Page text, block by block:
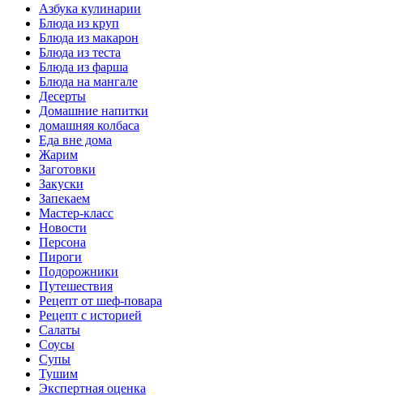
Азбука кулинарии
Блюда из круп
Блюда из макарон
Блюда из теста
Блюда из фарша
Блюда на мангале
Десерты
Домашние напитки
домашняя колбаса
Еда вне дома
Жарим
Заготовки
Закуски
Запекаем
Мастер-класс
Новости
Персона
Пироги
Подорожники
Путешествия
Рецепт от шеф-повара
Рецепт с историей
Салаты
Соусы
Супы
Тушим
Экспертная оценка